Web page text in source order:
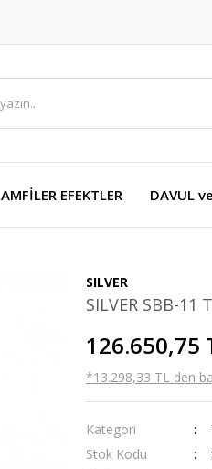
AMFİLER EFEKTLER DAVUL
SILVER
SILVER SBB-11
126.650,75
*13.298,33 TL den
Kategori
Stok Kodu